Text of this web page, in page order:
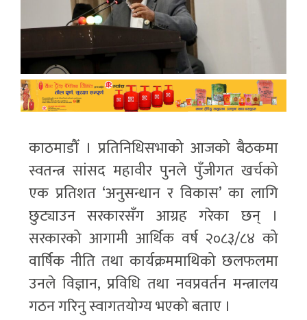
काठमाडौँ । प्रतिनिधिसभाको आजको बैठकमा
स्वतन्त्र सांसद महावीर पुनले पुँजीगत खर्चको
एक प्रतिशत ‘अनुसन्धान र विकास’ का लागि
छुट्याउन सरकारसँग आग्रह गरेका छन् ।
सरकारको आगामी आर्थिक वर्ष २०८३/८४ को
वार्षिक नीति तथा कार्यक्रममाथिको छलफलमा
उनले विज्ञान, प्रविधि तथा नवप्रवर्तन मन्त्रालय
गठन गरिनु स्वागतयोग्य भएको बताए ।